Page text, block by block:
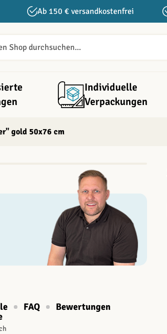
Ab 150 € versandkostenfrei
Individuelle
Verpackungen
gold 50x76 cm
FAQ
Bewertungen